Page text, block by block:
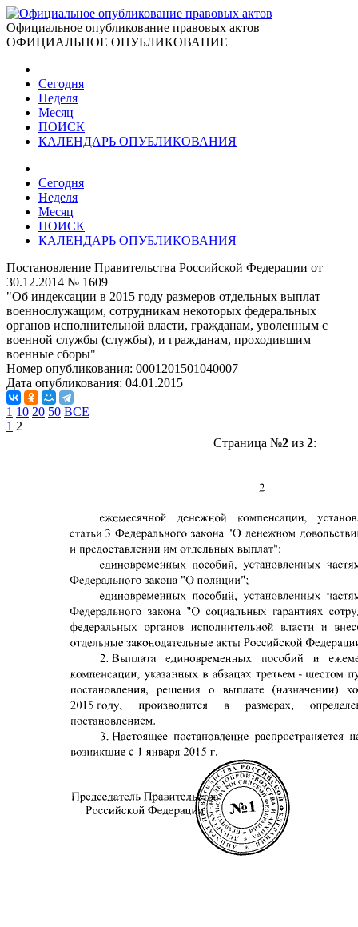
Официальное опубликование правовых актов
ОФИЦИАЛЬНОЕ ОПУБЛИКОВАНИЕ
Сегодня
Неделя
Месяц
ПОИСК
КАЛЕНДАРЬ ОПУБЛИКОВАНИЯ
Сегодня
Неделя
Месяц
ПОИСК
КАЛЕНДАРЬ ОПУБЛИКОВАНИЯ
Постановление Правительства Российской Федерации от
30.12.2014 № 1609
"Об индексации в 2015 году размеров отдельных выплат
военнослужащим, сотрудникам некоторых федеральных
органов исполнительной власти, гражданам, уволенным с
военной службы (службы), и гражданам, проходившим
военные сборы"
Номер опубликования: 0001201501040007
Дата опубликования: 04.01.2015
1 10 20 50 ВСЕ
1 2
Страница №2из 2: